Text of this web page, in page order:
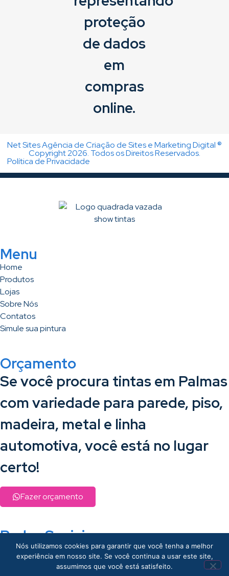
Net Sites Agência de Criação de Sites e Marketing Digital ®
Copyright 2026. Todos os Direitos Reservados.
Política de Privacidade
Menu
Home
Produtos
Lojas
Sobre Nós
Contatos
Simule sua pintura
Orçamento
Se você procura tintas em Palmas
com variedade para parede, piso,
madeira, metal e linha
automotiva, você está no lugar
certo!
Fazer orçamento
Redes Sociais
Nós utilizamos cookies para garantir que você tenha a melhor
experiência em nosso site. Se você continua a usar este site,
assumimos que você está satisfeito.